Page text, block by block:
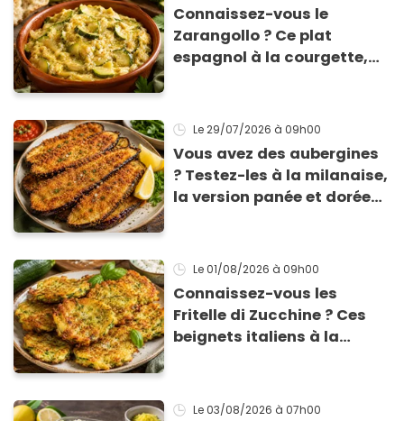
Connaissez-vous le
Zarangollo ? Ce plat
espagnol à la courgette,
Le 29/07/2026 à 09h00
Vous avez des aubergines
? Testez-les à la milanaise,
la version panée et dorée
Le 01/08/2026 à 09h00
Connaissez-vous les
Fritelle di Zucchine ? Ces
beignets italiens à la
Le 03/08/2026 à 07h00